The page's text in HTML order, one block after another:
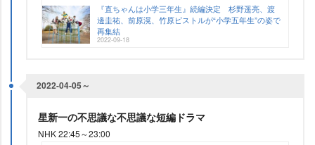
『直ちゃんは小学三年生』続編決定 杉野遥亮、渡
邊圭祐、前原滉、竹原ピストルが“小学五年生”の姿で
再集結
2022-09-18
2022-04-05～
星新一の不思議な不思議な短編ドラマ
NHK 22:45～23:00